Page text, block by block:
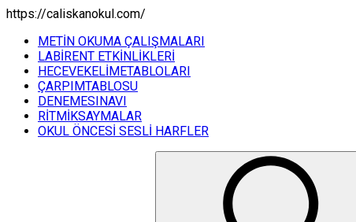
https://caliskanokul.com/
METİN OKUMA ÇALIŞMALARI
LABİRENT ETKİNLİKLERİ
HECEVEKELİMETABLOLARI
ÇARPIMTABLOSU
DENEMESINAVI
RİTMİKSAYMALAR
OKUL ÖNCESİ SESLİ HARFLER